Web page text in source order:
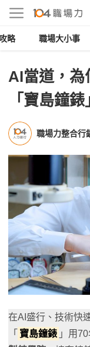
略 職場大小事
AI當道，為
「寶島鐘
職場力整合行
在AI盛行、技術快
「 寶島鐘錶 」用